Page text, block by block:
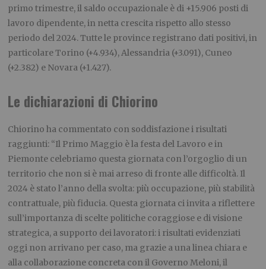
primo trimestre, il saldo occupazionale è di +15.906 posti di
lavoro dipendente, in netta crescita rispetto allo stesso
periodo del 2024. Tutte le province registrano dati positivi, in
particolare Torino (+4.934), Alessandria (+3.091), Cuneo
(+2.382) e Novara (+1.427).
Le dichiarazioni di Chiorino
Chiorino ha commentato con soddisfazione i risultati
raggiunti: “Il Primo Maggio è la festa del Lavoro e in
Piemonte celebriamo questa giornata con l’orgoglio di un
territorio che non si è mai arreso di fronte alle difficoltà. Il
2024 è stato l’anno della svolta: più occupazione, più stabilità
contrattuale, più fiducia. Questa giornata ci invita a riflettere
sull’importanza di scelte politiche coraggiose e di visione
strategica, a supporto dei lavoratori: i risultati evidenziati
oggi non arrivano per caso, ma grazie a una linea chiara e
alla collaborazione concreta con il Governo Meloni, il